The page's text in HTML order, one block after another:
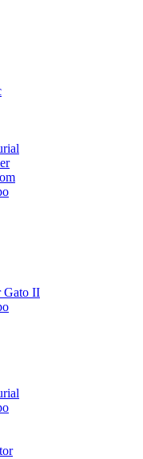
Gato II